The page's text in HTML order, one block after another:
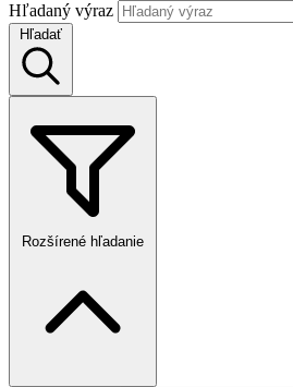
Hľadaný výraz
Hľadať
Rozšírené hľadanie